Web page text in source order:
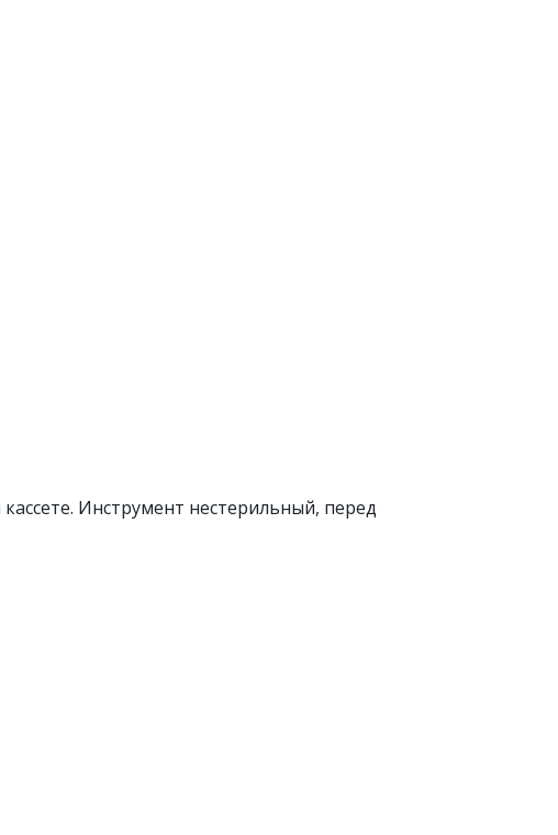
Инструмент нестерильный, перед